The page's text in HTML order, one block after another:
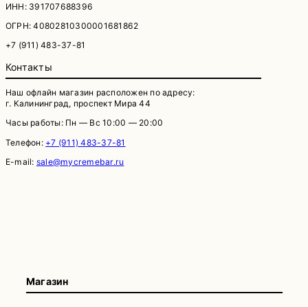
ИНН: 391707688396
ОГРН: 40802810300001681862
+7 (911) 483-37-81
Контакты
Наш офлайн магазин расположен по адресу:
г. Калининград, проспект Мира 44
Часы работы: Пн — Вс 10:00 — 20:00
Телефон: +7 (911) 483-37-81
E-mail: sale@mycremebar.ru
Магазин